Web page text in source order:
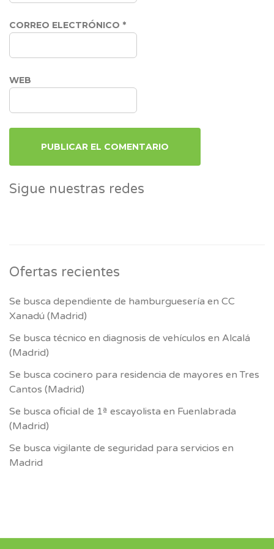
CORREO ELECTRÓNICO *
WEB
Sigue nuestras redes
Ofertas recientes
Se busca dependiente de hamburguesería en CC
Xanadú (Madrid)
Se busca técnico en diagnosis de vehículos en Alcalá
(Madrid)
Se busca cocinero para residencia de mayores en Tres
Cantos (Madrid)
Se busca oficial de 1ª escayolista en Fuenlabrada
(Madrid)
Se busca vigilante de seguridad para servicios en
Madrid